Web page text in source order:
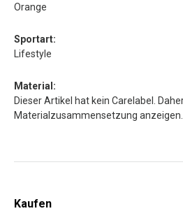
Orange
Sportart:
Lifestyle
Material:
Dieser Artikel hat kein Carelabel.
Materialzusammensetzung anzeigen.
Kaufen